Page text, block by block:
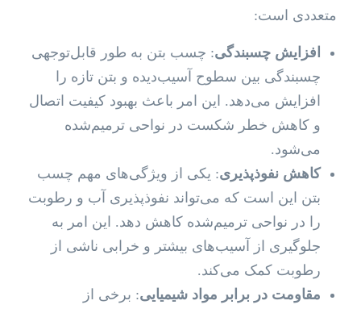
متعددی است:
افزایش چسبندگی: چسب بتن به طور قابل‌توجهی
چسبندگی بین سطوح آسیب‌دیده و بتن تازه را
افزایش می‌دهد. این امر باعث بهبود کیفیت اتصال
و کاهش خطر شکست در نواحی ترمیم‌شده
می‌شود.
کاهش نفوذپذیری: یکی از ویژگی‌های مهم چسب
بتن این است که می‌تواند نفوذپذیری آب و رطوبت
را در نواحی ترمیم‌شده کاهش دهد. این امر به
جلوگیری از آسیب‌های بیشتر و خرابی ناشی از
رطوبت کمک می‌کند.
مقاومت در برابر مواد شیمیایی: برخی از